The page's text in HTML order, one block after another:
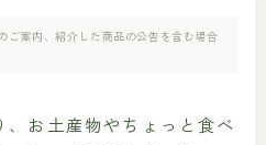
ご案内、紹介した商品の公告を含む場合
お土産物やちょっと食べ